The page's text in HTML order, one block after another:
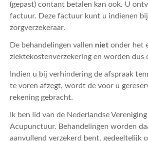
(gepast) contant betalen kan ook. U
factuur. Deze factuur kunt u indienen
zorgverzekeraar.
De behandelingen vallen niet onder het
ziektekostenverzekering en worden dus
Indien u bij verhindering de afspraak
te voren afzegt, wordt de voor u
rekening gebracht.
Ik ben lid van de Nederlandse
Acupunctuur. Behandelingen worden
aanvullend verzekerd bent, gedeeltelijk